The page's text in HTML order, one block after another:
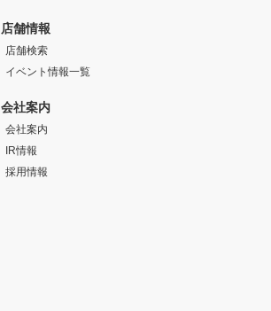
店舗情報
店舗検索
イベント情報一覧
会社案内
会社案内
IR情報
採用情報